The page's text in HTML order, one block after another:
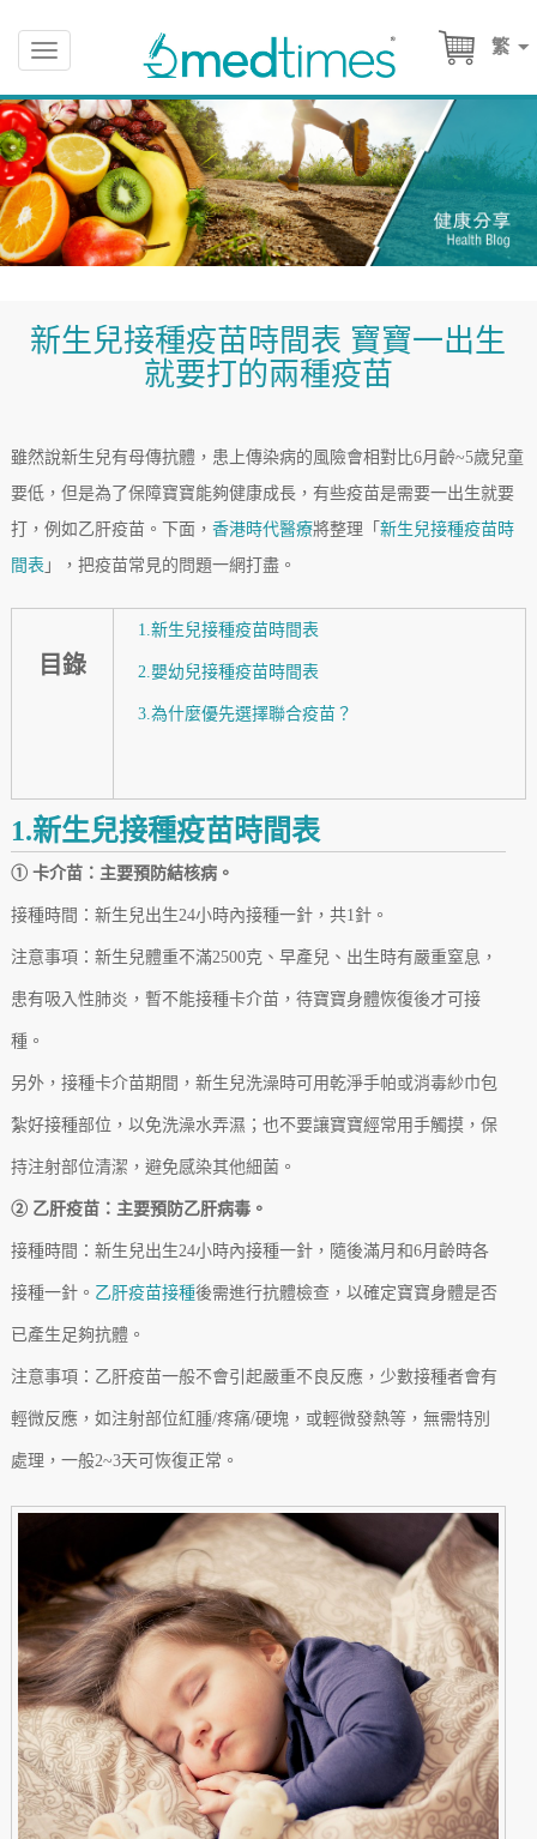
繁
Toggle
navigation
新生兒接種疫苗時間表 寶寶一出生
就要打的兩種疫苗
雖然說新生兒有母傳抗體，患上傳染病的風險會相對比6月齡~5歲兒童
要低，但是為了保障寶寶能夠健康成長，有些疫苗是需要一出生就要
打，例如乙肝疫苗。下面， 香港時代醫療將整理「 新生兒接種疫苗時
間表 」，把疫苗常見的問題一網打盡。
目錄
1.新生兒接種疫苗時間表
2.嬰幼兒接種疫苗時間表
3.為什麼優先選擇聯合疫苗？
1.新生兒接種疫苗時間表
① 卡介苗：主要預防結核病。
接種時間：新生兒出生24小時內接種一針，共1針。
注意事項：新生兒體重不滿2500克、早產兒、出生時有嚴重窒息，
患有吸入性肺炎，暫不能接種卡介苗，待寶寶身體恢復後才可接
種。
另外，接種卡介苗期間，新生兒洗澡時可用乾淨手帕或消毒紗巾包
紮好接種部位，以免洗澡水弄濕；也不要讓寶寶經常用手觸摸，保
持注射部位清潔，避免感染其他細菌。
② 乙肝疫苗：主要預防乙肝病毒。
接種時間：新生兒出生24小時內接種一針，隨後滿月和6月齡時各
接種一針。 乙肝疫苗接種後需進行抗體檢查，以確定寶寶身體是否
已產生足夠抗體。
注意事項：乙肝疫苗一般不會引起嚴重不良反應，少數接種者會有
輕微反應，如注射部位紅腫/疼痛/硬塊，或輕微發熱等，無需特別
處理，一般2~3天可恢復正常。